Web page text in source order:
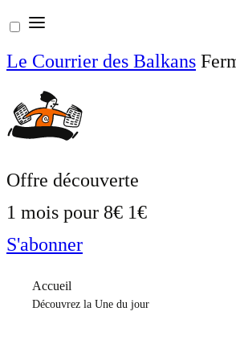
Aller
au
contenu
Le Courrier des Balkans
Offre découverte
1 mois pour 8€ 1€
S'abonner
Accueil
Découvrez la Une du jour